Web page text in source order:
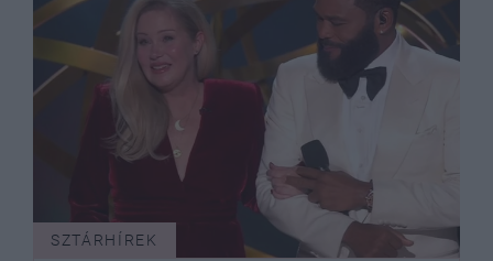
SZTÁRHÍREK